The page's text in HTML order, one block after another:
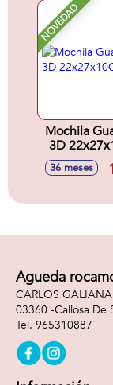
NOVEDAD
Mochila
3D
36 meses
Agueda
CARLOS
03360 -Callosa De
965310887